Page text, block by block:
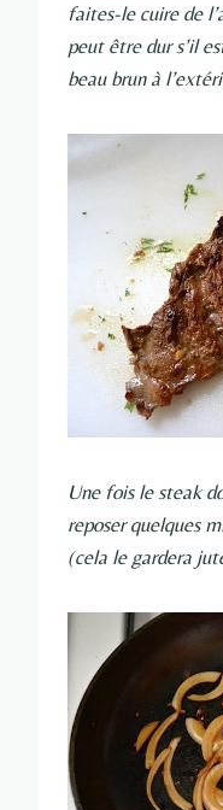
faites-le cuire de
peut être dur s’il
beau brun à
Une fois le steak
reposer quelques
(cela le gardera